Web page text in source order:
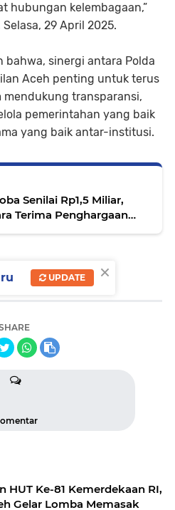
hubungan kelembagaan,”
29 April 2025.
bahwa, sinergi antara Polda
Aceh penting untuk terus
transparansi,
pemerintahan yang baik
yang baik antar-institusi.
Senilai Rp1,5 Miliar,
Terima Penghargaan
HUT Ke-81 Kemerdekaan RI,
Gelar Lomba Memasak
×
UPDATE